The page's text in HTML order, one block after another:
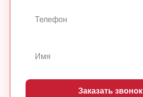
Заказать звонок